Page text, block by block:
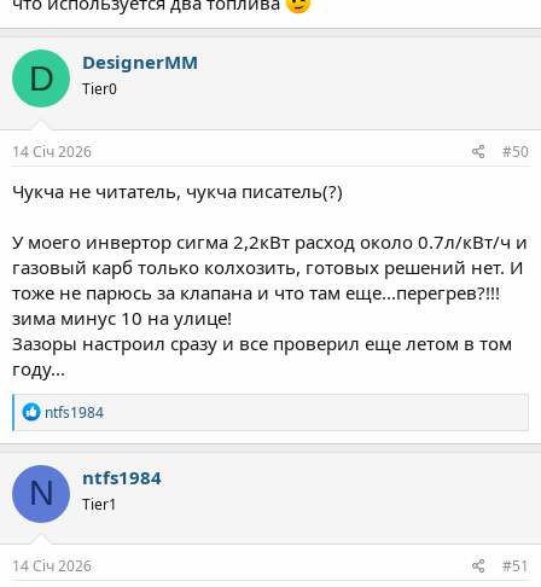
D DesignerMM
Tier0
14 Січ 2026 #50
Чукча не читатель, чукча писатель(?)
У моего инвертор сигма 2,2кВт расход около 0.7л/кВт/ч и
газовый карб только колхозить, готовых решений нет. И
тоже не парюсь за клапана и что там еще...перегрев?!!!
зима минус 10 на улице!
Зазоры настроил сразу и все проверил еще летом в том
году...
Р
е
а
к
ц
і
ї
:
ntfs1984
N ntfs1984
Tier1
14 Січ 2026 #51